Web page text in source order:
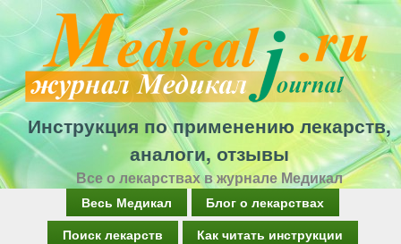
Перейти
к
основному
содержанию
Инструкция по применению лекарств,
аналоги, отзывы
Все о лекарствах в журнале Медикал
Весь Медикал
Блог о лекарствах
Поиск лекарств
Как читать инструкции